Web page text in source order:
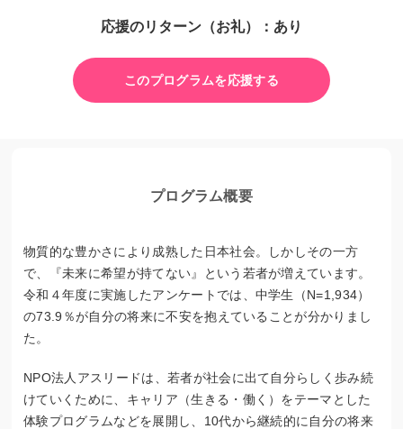
応援のリターン（お礼）：あり
このプログラムを応援する
プログラム概要
物質的な豊かさにより成熟した日本社会。しかしその一方
で、『未来に希望が持てない』という若者が増えています。
令和４年度に実施したアンケートでは、中学生（N=1,934）
の73.9％が自分の将来に不安を抱えていることが分かりまし
た。
NPO法人アスリードは、若者が社会に出て自分らしく歩み続
けていくために、キャリア（生きる・働く）をテーマとした
体験プログラムなどを展開し、10代から継続的に自分の将来